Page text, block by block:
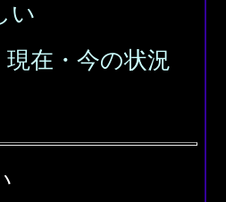
い
現在・今の状況